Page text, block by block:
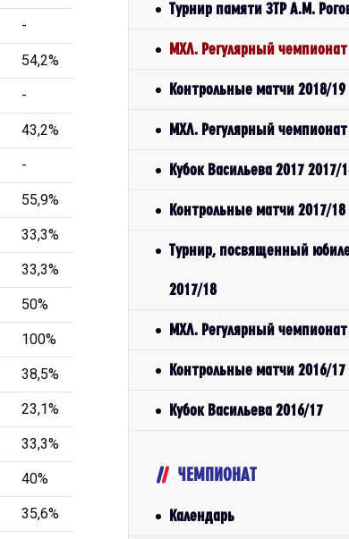
-
54,2%
-
43,2%
-
55,9%
33,3%
33,3%
50%
100%
38,5%
23,1%
33,3%
40%
35,6%
Турнир памяти ЗТР А.М.
МХЛ. Регулярный
Контрольные матчи 2018/19
МХЛ. Регулярный
Кубок Васильева 2017 2017/
Контрольные матчи 2017/18
Турнир, посвященный
2017/18
МХЛ. Регулярный
Контрольные матчи 2016/17
Кубок Васильева 2016/17
ЧЕМПИОНАТ
Календарь